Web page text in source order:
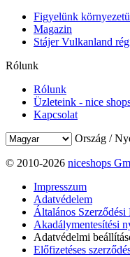
Figyelünk
Magazin
Stájer Vulkanland
Rólunk
Rólunk
Üzleteink - nice
Kapcsolat
Ország /
© 2010-2026 niceshops
Impresszum
Adatvédelem
Általános Szerződési
Akadálymentesítési
Adatvédelmi
Előfizetéses